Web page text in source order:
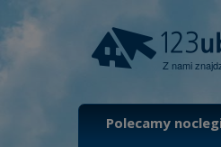
Z nami
Polecamy